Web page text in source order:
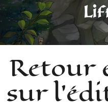
Retour
sur